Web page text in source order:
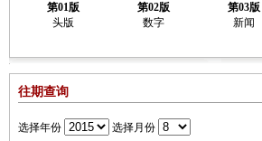
第01版
头版
第02版
数字
第03版
新闻
往期查询
选择年份 选择月份